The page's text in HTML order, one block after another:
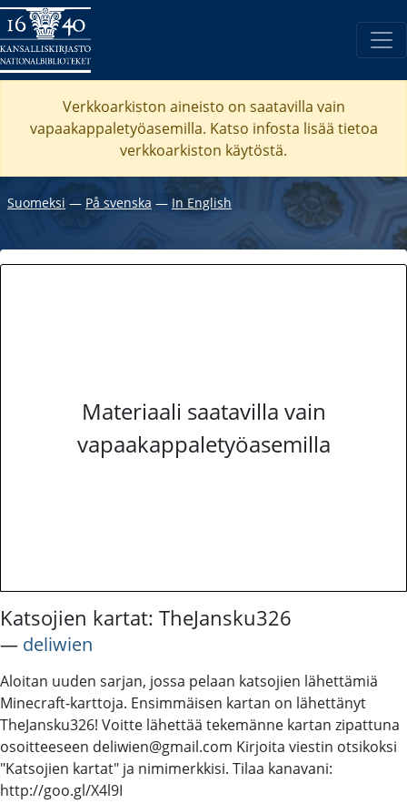
Verkkoarkiston aineisto on saatavilla vain
vapaakappaletyöasemilla. Katso infosta lisää tietoa
verkkoarkiston käytöstä.
Suomeksi ― På svenska ― In English
Materiaali saatavilla vain
vapaakappaletyöasemilla
Katsojien kartat: TheJansku326
― deliwien
Aloitan uuden sarjan, jossa pelaan katsojien lähettämiä
Minecraft-karttoja. Ensimmäisen kartan on lähettänyt
TheJansku326! Voitte lähettää tekemänne kartan zipattuna
osoitteeseen deliwien@gmail.com Kirjoita viestin otsikoksi
"Katsojien kartat" ja nimimerkkisi. Tilaa kanavani:
http://goo.gl/X4l9I